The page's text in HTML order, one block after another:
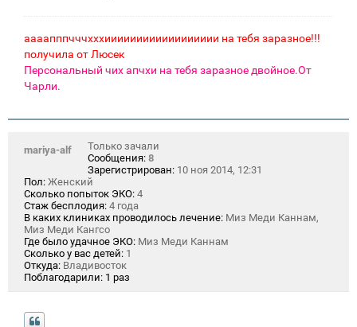
аааапппчччхххииииииииииииииииии на тебя заразное!!!
получила от Люсек
Персональный чих апчхи на тебя заразное двойное.От
Чарли.
mariya-alf
Только зачали
Сообщения: 8
Зарегистрирован: 10 ноя 2014, 12:31
Пол: Женский
Сколько попыток ЭКО: 4
Стаж бесплодия: 4 года
В каких клиниках проводилось лечение: Миз Меди Каннам,
Миз Меди Кангсо
Где было удачное ЭКО: Миз Меди Каннам
Сколько у вас детей: 1
Откуда: Владивосток
Поблагодарили: 1 раз